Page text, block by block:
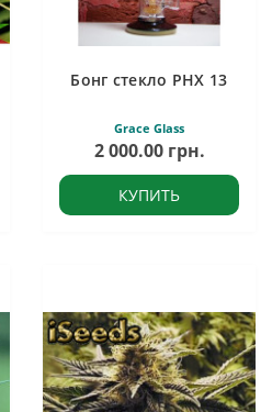
Бонг стекло PHX 13
Grace Glass
2 000.00 грн.
КУПИТЬ